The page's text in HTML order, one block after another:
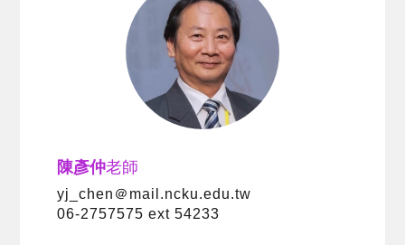
陳彥仲老師
yj_chen＠mail.ncku.edu.tw
06-2757575 ext 54233